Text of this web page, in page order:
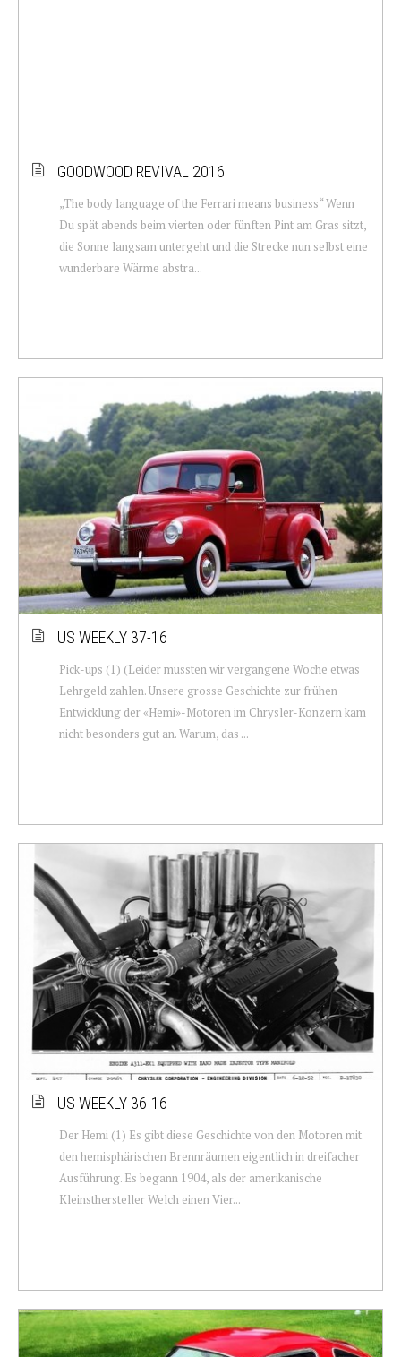
GOODWOOD REVIVAL 2016
„The body language of the Ferrari means business“ Wenn
Du spät abends beim vierten oder fünften Pint am Gras sitzt,
die Sonne langsam untergeht und die Strecke nun selbst eine
wunderbare Wärme abstra...
US WEEKLY 37-16
Pick-ups (1) (Leider mussten wir vergangene Woche etwas
Lehrgeld zahlen. Unsere grosse Geschichte zur frühen
Entwicklung der «Hemi»-Motoren im Chrysler-Konzern kam
nicht besonders gut an. Warum, das ...
US WEEKLY 36-16
Der Hemi (1) Es gibt diese Geschichte von den Motoren mit
den hemisphärischen Brennräumen eigentlich in dreifacher
Ausführung. Es begann 1904, als der amerikanische
Kleinsthersteller Welch einen Vier...